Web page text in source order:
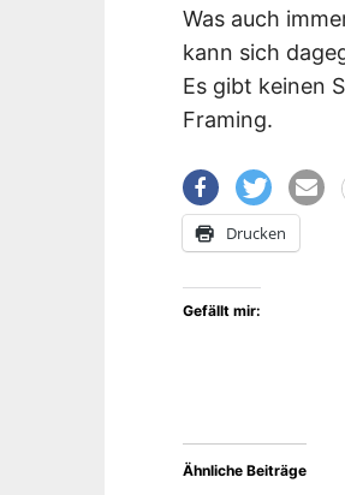
Was auch
kann sich
Es gibt keinen
Framing.
Drucken
Gefällt mir:
Ähnliche Beiträge